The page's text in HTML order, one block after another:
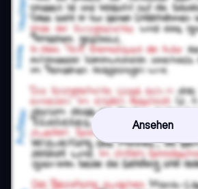
Ansehen